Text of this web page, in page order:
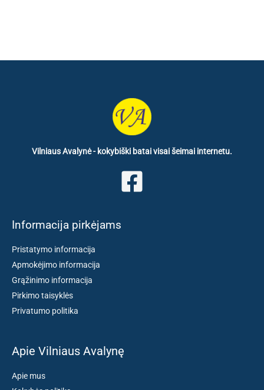
Vilniaus Avalynė - kokybiški batai visai šeimai internetu.
Informacija pirkėjams
Pristatymo informacija
Apmokėjimo informacija
Grąžinimo informacija
Pirkimo taisyklės
Privatumo politika
Apie Vilniaus Avalynę
Apie mus